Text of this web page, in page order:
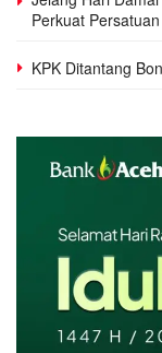
Perkuat
KPK Ditantang